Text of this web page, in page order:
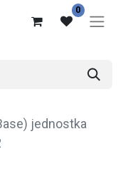
0
jednostka